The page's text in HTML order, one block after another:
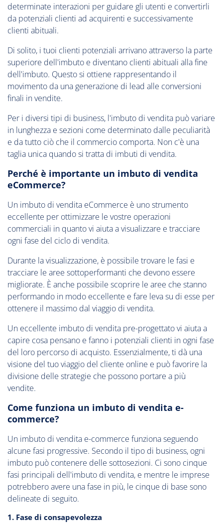
determinate interazioni per guidare gli utenti e convertirli
da potenziali clienti ad acquirenti e successivamente
clienti abituali.
Di solito, i tuoi clienti potenziali arrivano attraverso la parte
superiore dell'imbuto e diventano clienti abituali alla fine
dell'imbuto. Questo si ottiene rappresentando il
movimento da una generazione di lead alle conversioni
finali in vendite.
Per i diversi tipi di business, l'imbuto di vendita può variare
in lunghezza e sezioni come determinato dalle peculiarità
e da tutto ciò che il commercio comporta. Non c'è una
taglia unica quando si tratta di imbuti di vendita.
Perché è importante un imbuto di vendita
eCommerce?
Un imbuto di vendita eCommerce è uno strumento
eccellente per ottimizzare le vostre operazioni
commerciali in quanto vi aiuta a visualizzare e tracciare
ogni fase del ciclo di vendita.
Durante la visualizzazione, è possibile trovare le fasi e
tracciare le aree sottoperformanti che devono essere
migliorate. È anche possibile scoprire le aree che stanno
performando in modo eccellente e fare leva su di esse per
ottenere il massimo dal viaggio di vendita.
Un eccellente imbuto di vendita pre-progettato vi aiuta a
capire cosa pensano e fanno i potenziali clienti in ogni fase
del loro percorso di acquisto. Essenzialmente, ti dà una
visione del tuo viaggio del cliente online e può favorire la
divisione delle strategie che possono portare a più
vendite.
Come funziona un imbuto di vendita e-
commerce?
Un imbuto di vendita e-commerce funziona seguendo
alcune fasi progressive. Secondo il tipo di business, ogni
imbuto può contenere delle sottosezioni. Ci sono cinque
fasi principali dell'imbuto di vendita, e mentre le imprese
potrebbero avere una fase in più, le cinque di base sono
delineate di seguito.
1. Fase di consapevolezza